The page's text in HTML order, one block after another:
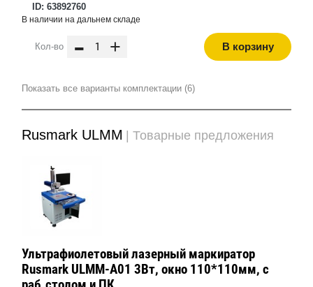
ID: 63892760
В наличии на дальнем складе
Кол-во - + В корзину
Показать все варианты комплектации (6)
Rusmark ULMM | Товарные предложения
Ультрафиолетовый лазерный маркиратор
Rusmark ULMM-A01 3Вт, окно 110*110мм, с